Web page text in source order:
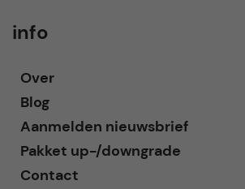
info
Over
Blog
Aanmelden nieuwsbrief
Pakket up-/downgrade
Contact